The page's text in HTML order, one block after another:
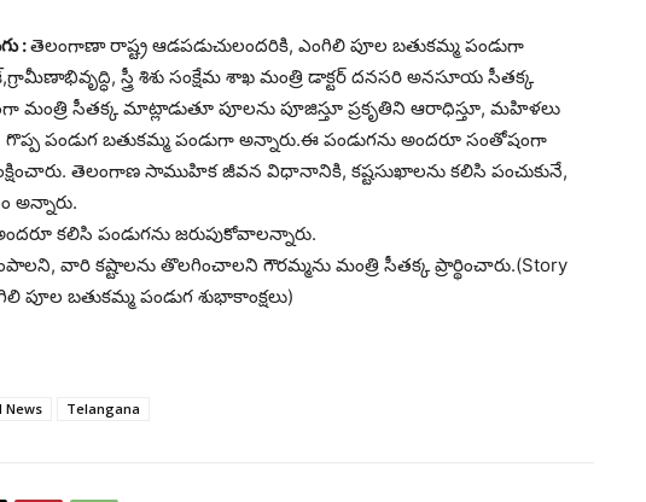
:తెలంగాణా రాష్ట్ర ఆడపడుచులందరికి, ఎంగిలి పూల బతుకమ్మ పండుగా
స్త్రీ శిశు సంక్షేమ శాఖ మంత్రి డాక్టర్ దనసరి అనసూయ సీతక్క
మంత్రి సీతక్క మాట్లాడుతూ పూలను పూజిస్తూ ప్రకృతిని ఆరాధిస్తూ, మ‌హిళ‌లు
పండుగ బ‌తుక‌మ్మ పండుగా అన్నారు.ఈ పండుగను అందరూ సంతోషంగా
తెలంగాణ సాముహిక జీవన విధానానికి, కష్టసుఖాలను కలిసి పంచుకునే,
అన్నారు.
కలిసి పండుగను జరుపుకోవాలన్నారు.
వారి కష్టాలను తొలగించాలని‌ గౌరమ్మను మంత్రి సీతక్క ప్రార్థించారు.(Story
పూల బతుకమ్మ పండుగ శుభాకాంక్షలు)
News Telangana